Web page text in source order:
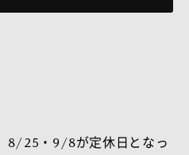
8/25・9/8が定休日となっ